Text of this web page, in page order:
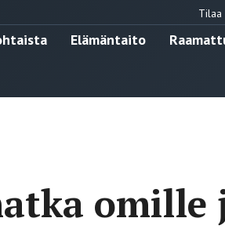
Tilaa
Elämäntaito